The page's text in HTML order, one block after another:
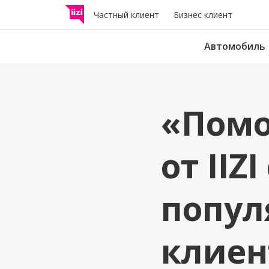
Частный клиент Бизнес клиент
Автомобиль
дорожного
Возмещает другим
причиненный в результате
аварии.
Страхование
лёгкому
средству страховка и какая
от